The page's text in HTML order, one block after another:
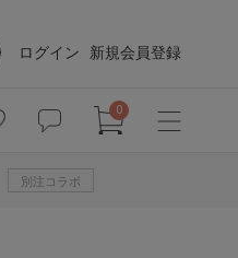
ログイン 新規会員登録
0
別注コラボ